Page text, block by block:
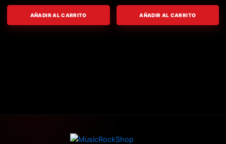
AÑADIR AL CARRITO AÑADIR AL CARRITO